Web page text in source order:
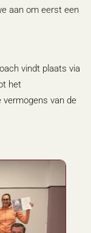
aan om eerst een
vindt plaats via
het
vermogens van de